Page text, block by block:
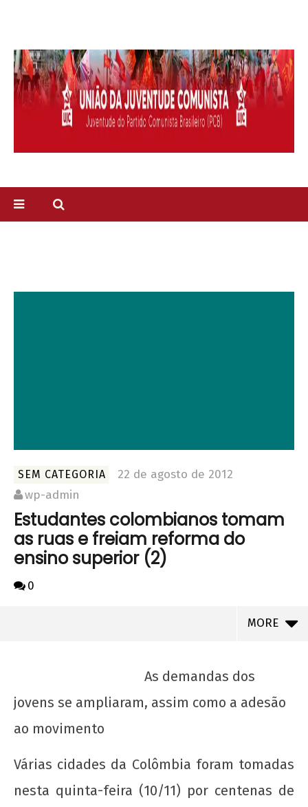
SEM CATEGORIA
22 de agosto de 2012
wp-admin
Estudantes colombianos tomam
as ruas e freiam reforma do
ensino superior (2)
0
MORE
As demandas dos
jovens se ampliaram, assim como a adesão
ao movimento
Várias cidades da Colômbia foram tomadas
nesta quinta-feira (10/11) por centenas de